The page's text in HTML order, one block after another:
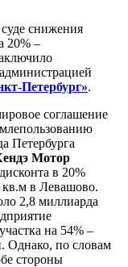
снижения
20% –
Петербург».
соглашение
Петербурга
Мотор
в 20%
в Левашово.
2,8 миллиарда
на 54% –
Однако, по словам
стороны